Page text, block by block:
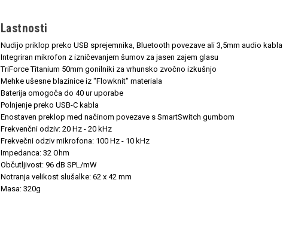
Lastnosti
Nudijo priklop preko USB sprejemnika, Bluetooth povezave ali 3,5mm audio kabla
Integriran mikrofon z izničevanjem šumov za jasen zajem glasu
TriForce Titanium 50mm gonilniki za vrhunsko zvočno izkušnjo
Mehke ušesne blazinice iz "Flowknit" materiala
Baterija omogoča do 40 ur uporabe
Polnjenje preko USB-C kabla
Enostaven preklop med načinom povezave s SmartSwitch gumbom
Frekvenčni odziv: 20 Hz - 20 kHz
Frekvečni odziv mikrofona: 100 Hz - 10 kHz
Impedanca: 32 Ohm
Občutljivost: 96 dB SPL/mW
Notranja velikost slušalke: 62 x 42 mm
Masa: 320g